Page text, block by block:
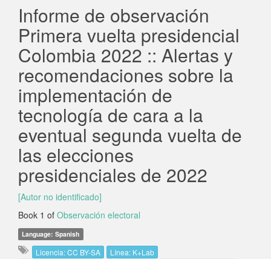
Informe de observación
Primera vuelta presidencial
Colombia 2022 :: Alertas y
recomendaciones sobre la
implementación de
tecnología de cara a la
eventual segunda vuelta de
las elecciones
presidenciales de 2022
[Autor no identificado]
Book 1 of Observación electoral
Language: Spanish
Licencia: CC BY-SA
Línea: K+Lab